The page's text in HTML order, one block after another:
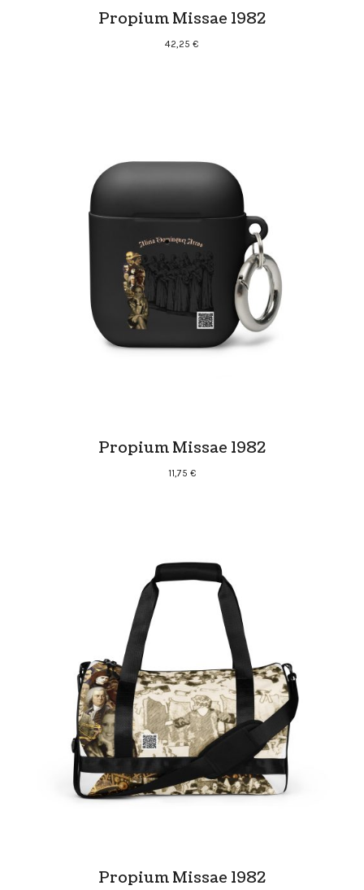
Propium Missae 1982
42,25€
Propium Missae 1982
11,75 €
Propium Missae 1982